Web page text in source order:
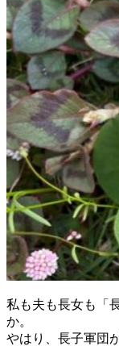
私も夫も長女も「
か。
やはり、長子軍団